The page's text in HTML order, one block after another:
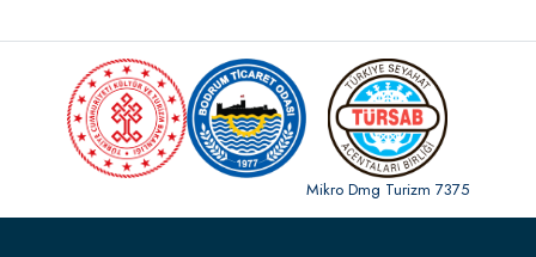
Mikro Dmg Turizm 7375